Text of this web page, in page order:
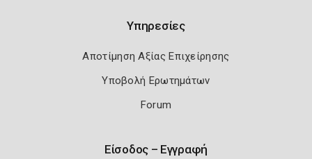
Υπηρεσίες
Αποτίμηση Αξίας Επιχείρησης
Υποβολή Ερωτημάτων
Forum
Είσοδος – Εγγραφή